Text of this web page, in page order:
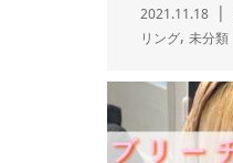
2021.11.18
リング, 未分類